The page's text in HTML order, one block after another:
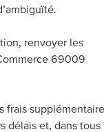
renvoyer les
69009
frais
délais et, dans tous